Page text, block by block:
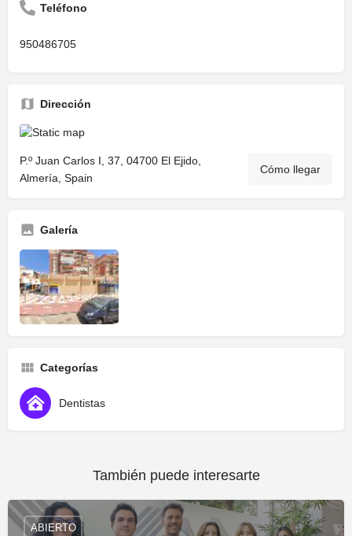
Teléfono
950486705
Dirección
P.º Juan Carlos I, 37, 04700 El Ejido,
Almería, Spain
Cómo llegar
Galería
Categorías
Dentistas
También puede interesarte
ABIERTO